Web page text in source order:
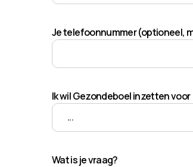
Je telefoonnummer (optioneel,
Ik wil Gezondeboel inzetten voor
Wat is je vraag?